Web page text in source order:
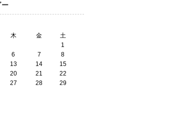
木 金
土
1
6 7
8
13 14
15
20 21
22
27 28
29